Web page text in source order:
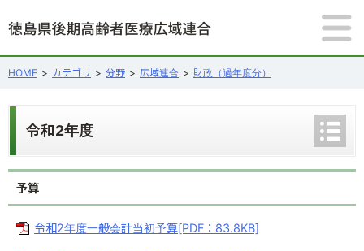
MENU
サイト内検索
メニュー
HOME カテゴリ 分野 広域連合 財政（過年度分）
令和2年度
を開
予算
令和2年度一般会計当初予算[PDF：83.8KB]